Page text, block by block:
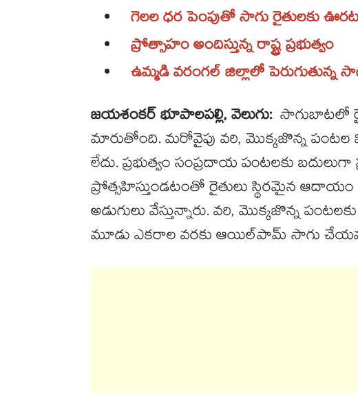
గెలల ధర పెంపుతో సాగు రైతులకు
ప్రోత్సాహం అందిస్తున్న రాష్ట్ర ప్రభుత్వం
ఉమ్మడి వరంగల్​ జిల్లాలో పెరుగుతున్న
జయశంకర్ భూపాలపల్లి, వెలుగు: సాగుబాటలో
మారుతోంది. మరోవైపు వరి, మొక్కజొన్న పంటల
లేదు. ప్రభుత్వం సంప్రదాయ పంటలకు
ప్రోత్సహిస్తుండటంతో రైతులు స్థిరమైన
అడుగులు వేస్తున్నారు. వరి, మొక్కజొన్న
మూడు ఎకరాల వరకు ఆయిల్‌‌‌‌‌‌‌‌పామ్ సాగు